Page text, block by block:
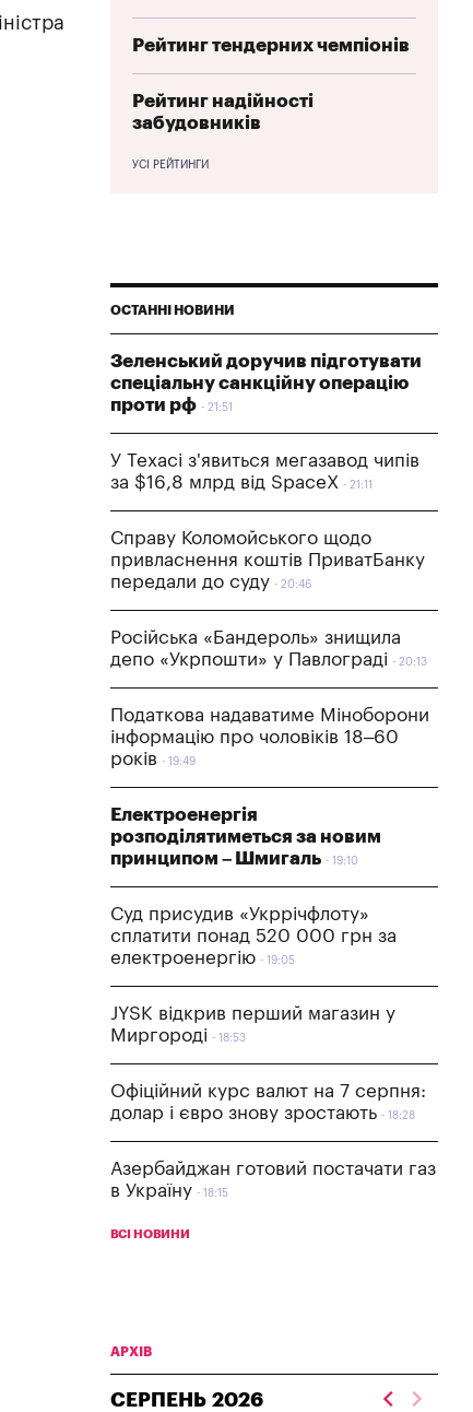
Рейтинг тендерних чемпіонів
Рейтинг надійності
забудовників
УСІ РЕЙТИНГИ
ОСТАННІ НОВИНИ
Зеленський доручив підготувати
спеціальну санкційну операцію
проти рф
21:51
У Техасі з'явиться мегазавод чипів
за $16,8 млрд від SpaceX
21:11
Справу Коломойського щодо
привласнення коштів ПриватБанку
передали до суду
20:46
Російська «Бандероль» знищила
депо «Укрпошти» у Павлограді
20:13
Податкова надаватиме Міноборони
інформацію про чоловіків 18–60
років
19:49
Електроенергія
розподілятиметься за новим
принципом – Шмигаль
19:10
Суд присудив «Укррічфлоту»
сплатити понад 520 000 грн за
електроенергію
19:05
JYSK відкрив перший магазин у
Миргороді
18:53
Офіційний курс валют на 7 серпня:
долар і євро знову зростають
18:28
Азербайджан готовий постачати газ
в Україну
18:15
ВСІ НОВИНИ
АРХІВ
СЕРПЕНЬ 2026